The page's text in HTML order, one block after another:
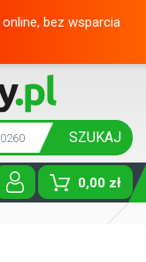
bez wsparcia
SZUKAJ
0,00 zł
Toggle